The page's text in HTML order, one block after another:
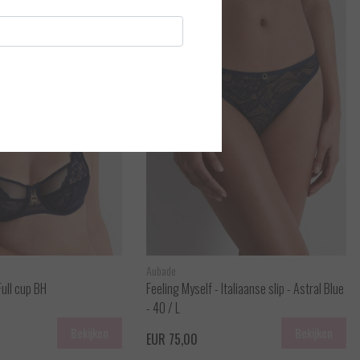
Feeling Myself - Full cup BH
Aubade
Feeling Myself - Italiaanse slip - Astral Blue
- 40 / L
EUR 75,00